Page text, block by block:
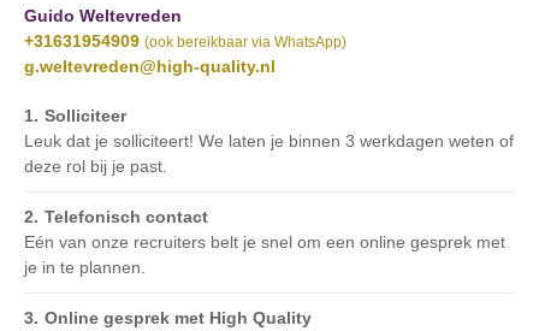
Guido Weltevreden
+31631954909 (ook bereikbaar via WhatsApp)
g.weltevreden@high-quality.nl
Solliciteer
Leuk dat je solliciteert! We laten je binnen 3 werkdagen weten of
deze rol bij je past.
Telefonisch contact
Eén van onze recruiters belt je snel om een online gesprek met
je in te plannen.
Online gesprek met High Quality